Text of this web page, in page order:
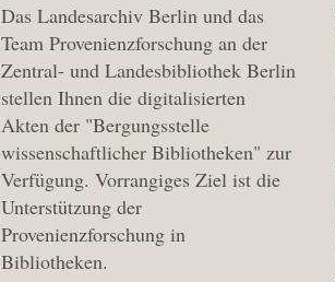
Das Landesarchiv Berlin und das
Team Provenienzforschung an der
Zentral- und Landesbibliothek Berlin
stellen Ihnen die digitalisierten
Akten der "Bergungsstelle
wissenschaftlicher Bibliotheken" zur
Verfügung. Vorrangiges Ziel ist die
Unterstützung der
Provenienzforschung in
Bibliotheken.